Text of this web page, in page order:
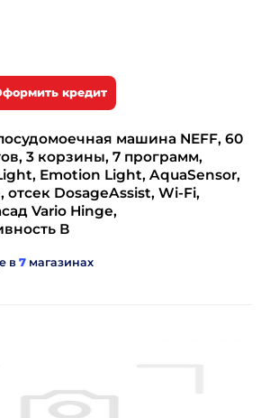
кредит
машина NEFF, 60
3 корзины, 7 программ,
Emotion Light, AquaSensor,
отсек DosageAssist, Wi-Fi,
Vario Hinge,
В
в 7 магазинах